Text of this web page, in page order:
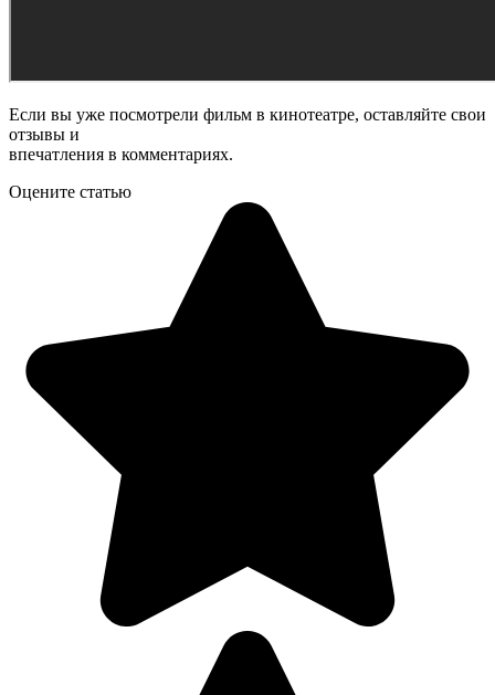
Если вы уже посмотрели фильм в кинотеатре, оставляйте свои
отзывы и
впечатления в комментариях.
Оцените статью